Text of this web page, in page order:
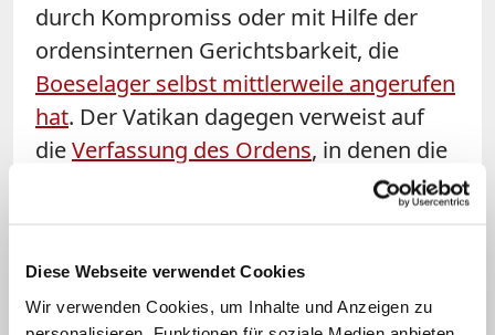
Diese Webseite verwendet Cookies
Wir verwenden Cookies, um Inhalte und Anzeigen zu
durch Kompromiss oder mit Hilfe der
ordensinternen Gerichtsbarkeit, die
Boeselager selbst mittlerweile angerufen
hat. Der Vatikan dagegen verweist auf
dieVerfassung des Ordens, in denen die
Mitglieder im Artikel 62 auf Gehorsam
ebenso auf seine Verfassung, die in
Artikel 4 die Mitglieder des Ordens allein